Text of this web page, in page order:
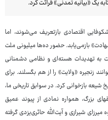
یک «بیانیه تمدنی» قرائت کرد.
اقتصادی بازتعریف می‌شوند، اما
بازمی‌یابد. حضور ده‌ها میلیونی ملت
تهدیدات هسته‌ای و نظامی دشمنانی
زنجیره «ولایت» را از هم بگسلند. برای
شیعه بازخوانی کرد. در سوابق تاریخی ما،
بزرگ، همواره نمادی از پیوند عمیق
شیرازی و آیت‌الله حائری‌یزدی گرفته